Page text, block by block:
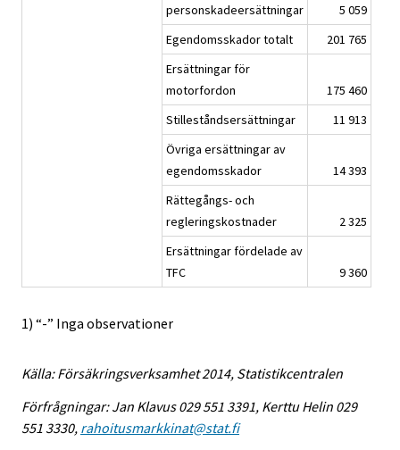
personskadeersättningar
5 059
Egendomsskador totalt
201 765
Ersättningar för
motorfordon
175 460
Stilleståndsersättningar
11 913
Övriga ersättningar av
egendomsskador
14 393
Rättegångs- och
regleringskostnader
2 325
Ersättningar fördelade av
TFC
9 360
1) “-” Inga observationer
Källa: Försäkringsverksamhet 2014, Statistikcentralen
Förfrågningar: Jan Klavus 029 551 3391, Kerttu Helin 029
551 3330, rahoitusmarkkinat@stat.fi